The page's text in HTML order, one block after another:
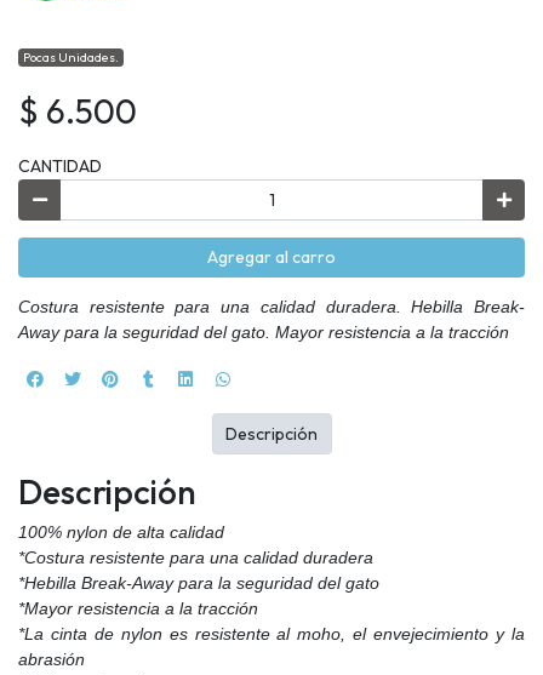
Pocas Unidades.
$ 6.500
CANTIDAD
Agregar al carro
Costura resistente para una calidad duradera. Hebilla Break-
Away para la seguridad del gato. Mayor resistencia a la tracción
Descripción
100% nylon de alta calidad
*Costura resistente para una calidad duradera
*Hebilla Break-Away para la seguridad del gato
*Mayor resistencia a la tracción
*La cinta de nylon es resistente al moho, el envejecimiento y la
abrasión
Descripción